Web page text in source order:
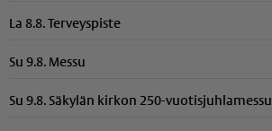
La 8.8. Terveyspiste
Su 9.8. Messu
Su 9.8. Säkylän kirkon 250-vuotisjuhlamessu